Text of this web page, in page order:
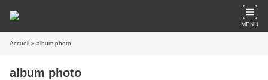
MENU
Accueil » album photo
album photo